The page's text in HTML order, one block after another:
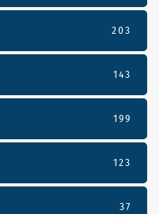
203
143
199
123
37